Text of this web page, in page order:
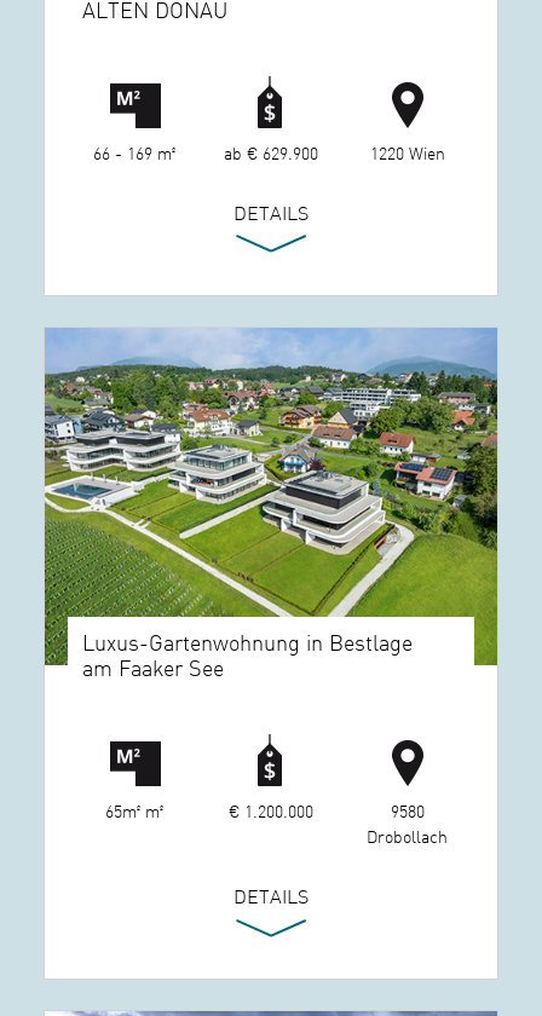
ALTEN DONAU
66 - 169 m² ab € 629.900 1220 Wien
DETAILS
Luxus-Gartenwohnung in Bestlage
am Faaker See
65m² m² € 1.200.000
9580
Drobollach
DETAILS